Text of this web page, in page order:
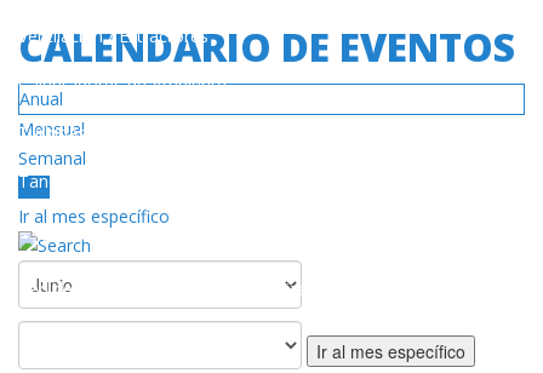
Ventilación / Extractores
Calentadores de Ambiente
Turbinas
Tanques de Gas
SERVICIO
Red de Centros de Servicios Autorizado
CALENDARIO DE EVENTOS
Anual
Mensual
Semanal
Hoy
Ir al mes específico
Ir al mes específico